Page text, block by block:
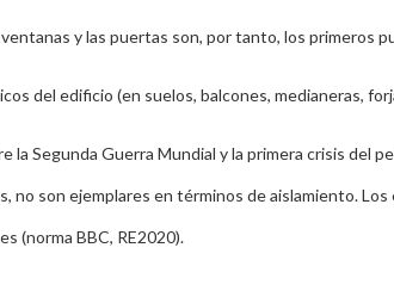
y las puertas son, por tanto, los primeros
del edificio (en suelos, balcones, medianeras,
la Segunda Guerra Mundial y la primera crisis del
no son ejemplares en términos de aislamiento.
(norma BBC, RE2020).